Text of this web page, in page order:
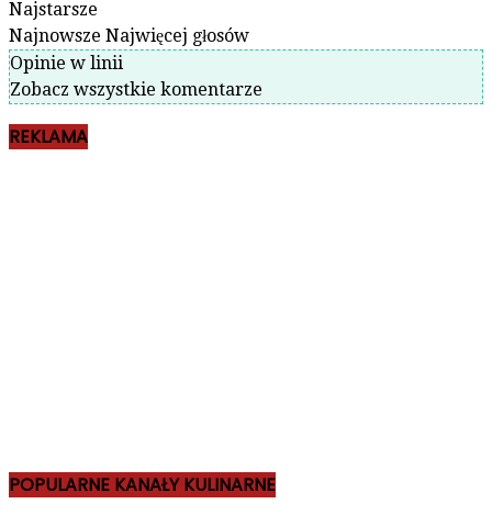
Najstarsze
Najnowsze Najwięcej głosów
Opinie w linii
Zobacz wszystkie komentarze
REKLAMA
POPULARNE KANAŁY KULINARNE